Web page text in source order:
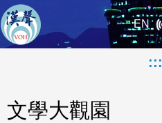
EN
:::
文學大觀園